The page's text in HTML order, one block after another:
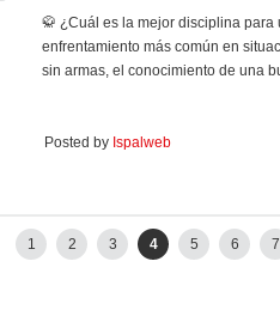
🥋 ¿Cuál es la mejor disciplina para
enfrentamiento más común en
sin armas, el conocimiento de una
Posted by Ispalweb
1 2 3 4 5 6 7